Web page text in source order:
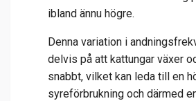
ibland ännu högre.
Denna variation i
delvis på att kattungar växer
snabbt, vilket kan leda till en
syreförbrukning och därmed